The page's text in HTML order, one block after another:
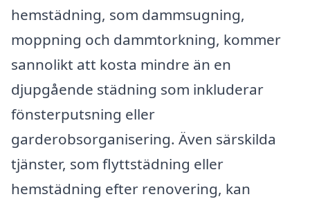
hemstädning, som dammsugning,
moppning och dammtorkning, kommer
sannolikt att kosta mindre än en
djupgående städning som inkluderar
fönsterputsning eller
garderobsorganisering. Även särskilda
tjänster, som flyttstädning eller
hemstädning efter renovering, kan